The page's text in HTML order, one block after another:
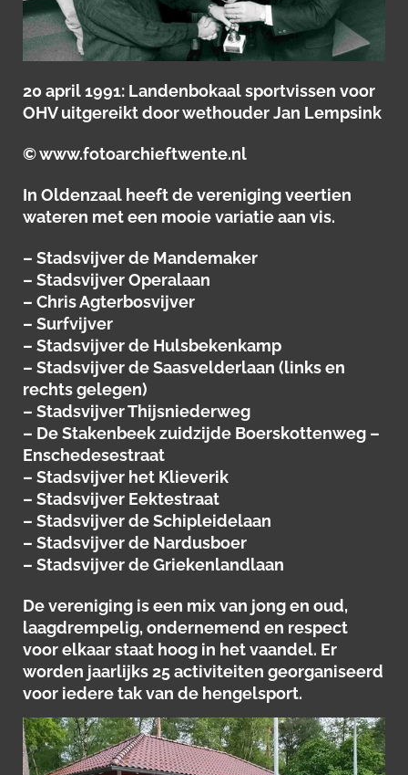
20 april 1991: Landenbokaal sportvissen voor
OHV uitgereikt door wethouder Jan Lempsink
© www.fotoarchieftwente.nl
In Oldenzaal heeft de vereniging veertien
wateren met een mooie variatie aan vis.
– Stadsvijver de Mandemaker
– Stadsvijver Operalaan
– Chris Agterbosvijver
– Surfvijver
– Stadsvijver de Hulsbekenkamp
– Stadsvijver de Saasvelderlaan (links en
rechts gelegen)
– Stadsvijver Thijsniederweg
– De Stakenbeek zuidzijde Boerskottenweg –
Enschedesestraat
– Stadsvijver het Klieverik
– Stadsvijver Eektestraat
– Stadsvijver de Schipleidelaan
– Stadsvijver de Nardusboer
– Stadsvijver de Griekenlandlaan
De vereniging is een mix van jong en oud,
laagdrempelig, ondernemend en respect
voor elkaar staat hoog in het vaandel. Er
worden jaarlijks 25 activiteiten georganiseerd
voor iedere tak van de hengelsport.